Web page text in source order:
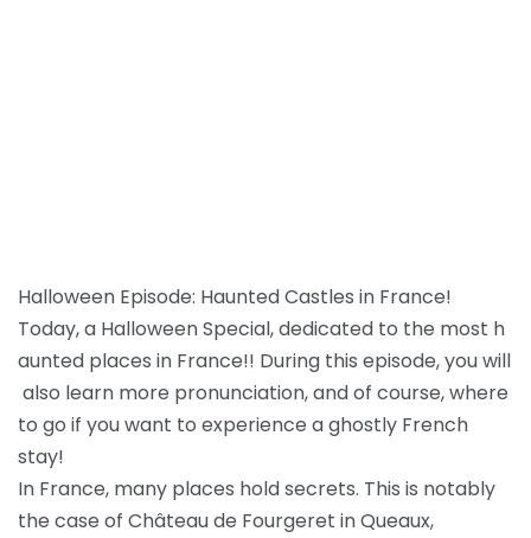
Halloween Episode: Haunted Castles in France!
Today, a Halloween Special, dedicated to the most h
aunted places in France!! During this episode, you will
also learn more pronunciation, and of course, where
to go if you want to experience a ghostly French
stay!
In France, many places hold secrets. This is notably
the case of Château de Fourgeret in Queaux,